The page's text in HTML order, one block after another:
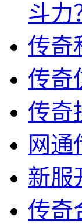
斗力
传奇
传奇
传奇
网通
新服
传奇